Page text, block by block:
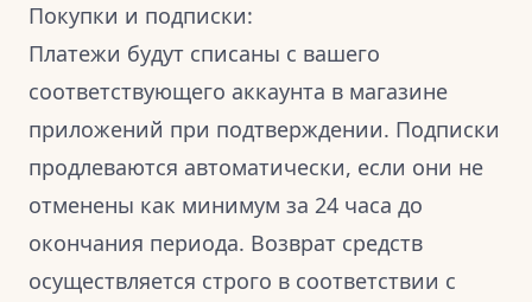
Покупки и подписки:
Платежи будут списаны с вашего
соответствующего аккаунта в магазине
приложений при подтверждении. Подписки
продлеваются автоматически, если они не
отменены как минимум за 24 часа до
окончания периода. Возврат средств
осуществляется строго в соответствии с